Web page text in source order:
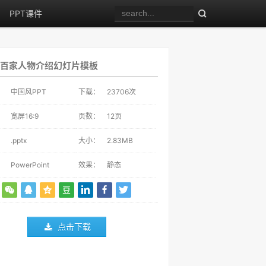
PPT课件
家人物介绍幻灯片模板
中国风PPT 下载： 23706次
宽屏16:9 页数： 12页
.pptx 大小： 2.83MB
PowerPoint 效果： 静态
点击下载